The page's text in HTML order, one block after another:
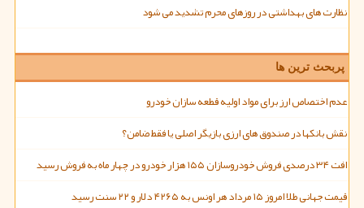
نظارت های بهداشتی در روزهای محرم تشدید می شود
پربحث ترین ها
عدم اختصاص ارز برای مواد اولیه قطعه سازان خودرو
نقش بانکها در صندوق های ارزی بازیگر اصلی یا فقط ضامن؟
افت ۳۴ درصدی فروش خودروسازان ۱۵۵ هزار خودرو در چهار ماه به فروش رسید
قیمت جهانی طلا امروز ۱۵ مرداد هر اونس به ۴۲۶۵ دلار و ۲۲ سنت رسید